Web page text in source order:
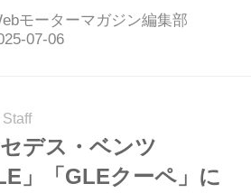
された。そのディテールを写真
よう。
モーターマガジン編集部
デス・ベンツ
」「GLEクーペ」に